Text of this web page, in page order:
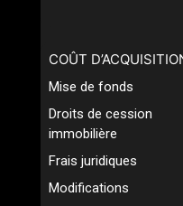
COÛT
Mise de fonds
Droits de cession
immobilière
Frais juridiques
Modifications